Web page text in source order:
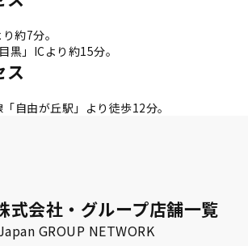
約7分。
黒」ICより約15分。
ス
自由が丘駅」より徒歩12分。
式会社・グループ店舗一覧
GROUP NETWORK